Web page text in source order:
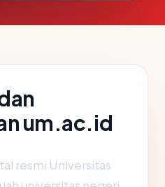
um.ac.id
resmi Universitas